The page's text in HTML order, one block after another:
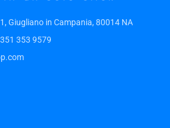
Giugliano in Campania, 80014 NA
353 9579